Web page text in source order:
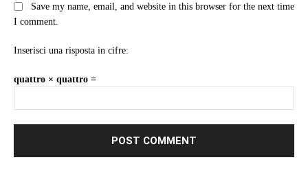
Save my name, email, and website in this browser for the next time
I comment.
Inserisci una risposta in cifre:
quattro × quattro =